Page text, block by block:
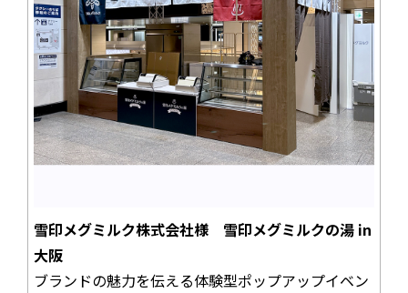
雪印メグミルク株式会社様 雪印メグミルクの湯 in
大阪
ブランドの魅力を伝える体験型ポップアップイベン